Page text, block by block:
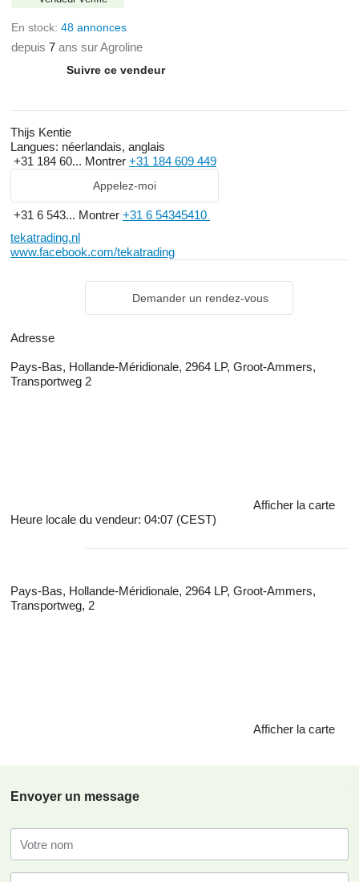
the harbor. We also take care of the export documents for you.
En stock: 48 annonces
depuis 7 ans sur Agroline
Suivre ce vendeur
Thijs Kentie
Langues: néerlandais, anglais
+31 184 60... Montrer +31 184 609 449
Appelez-moi
+31 6 543... Montrer +31 6 54345410
tekatrading.nl
www.facebook.com/tekatrading
Demander un rendez-vous
Adresse
Pays-Bas, Hollande-Méridionale, 2964 LP, Groot-Ammers,
Transportweg 2
Afficher la carte
Heure locale du vendeur: 04:07 (CEST)
Pays-Bas, Hollande-Méridionale, 2964 LP, Groot-Ammers,
Transportweg, 2
Afficher la carte
Envoyer un message